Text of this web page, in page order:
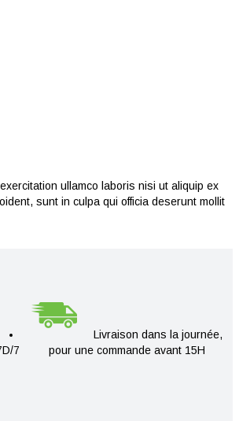
ullamco laboris nisi ut aliquip ex
sunt in culpa qui officia deserunt mollit
7
Livraison dans la journée,
pour une commande avant 15H